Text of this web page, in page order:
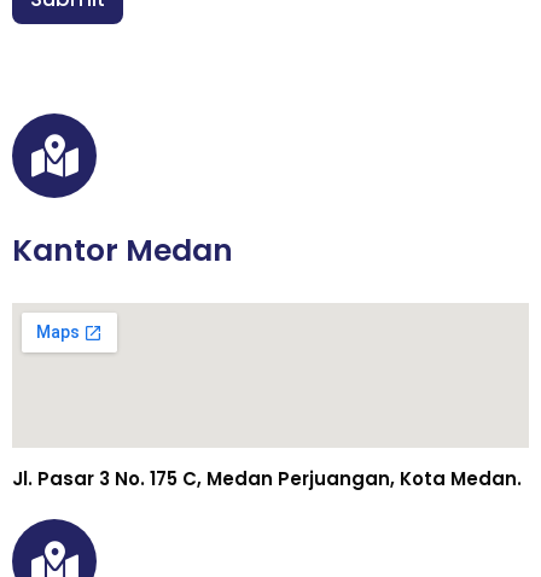
*
Kantor Medan
Jl. Pasar 3 No. 175 C, Medan Perjuangan, Kota Medan.